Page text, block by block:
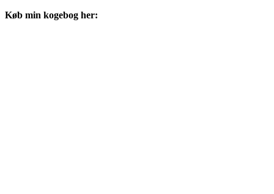
Køb min kogebog her: